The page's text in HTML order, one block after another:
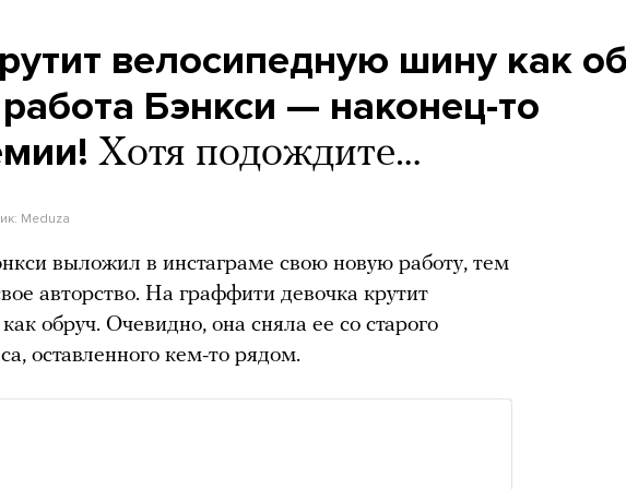
велосипедную шину как
Бэнкси — наконец-то
Хотя подождите…
Meduza
выложил в инстаграме свою новую работу, тем
авторство. На граффити девочка крутит
обруч. Очевидно, она сняла ее со старого
оставленного кем-то рядом.